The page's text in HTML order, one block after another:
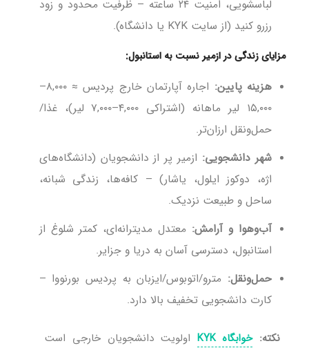
لباسشویی، امنیت ۲۴ ساعته – ظرفیت محدود و زود
رزرو کنید (از سایت KYK یا دانشگاه).
مزایای زندگی در ازمیر نسبت به استانبول:
هزینه پایین:
اجاره آپارتمان خارج پردیس ≈ ۸,۰۰۰–
۱۵,۰۰۰ لیر ماهانه (اشتراکی ۴,۰۰۰–۷,۰۰۰ لیر)، غذا/
حمل‌ونقل ارزان‌تر.
شهر دانشجویی: ازمیر پر از دانشجویان (دانشگاه‌های
اژه، دوکوز ایلول، یاشار) – کافه‌ها، زندگی شبانه،
ساحل و طبیعت نزدیک.
آب‌وهوا و آرامش: معتدل مدیترانه‌ای، کمتر شلوغ از
استانبول، دسترسی آسان به دریا و جزایر.
حمل‌ونقل: مترو/اتوبوس/ایزبان به پردیس بورنووا –
کارت دانشجویی تخفیف بالا دارد.
نکته: خوابگاه KYK
اولویت دانشجویان خارجی است